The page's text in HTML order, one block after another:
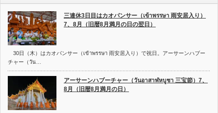
三連休3日目はカオパンサー（เข้าพรรษา 雨安居入り）
7、8月（旧暦8月満月の日の翌日）
30日（木）はカオパンサー（เข้าพรรษา 雨安居入り）で祝日。アーサーンハブー
チャー（วัน…
アーサーンハブーチャー（วันอาสาฬหบูชา 三宝節）7、
8月（旧暦8月満月の日）